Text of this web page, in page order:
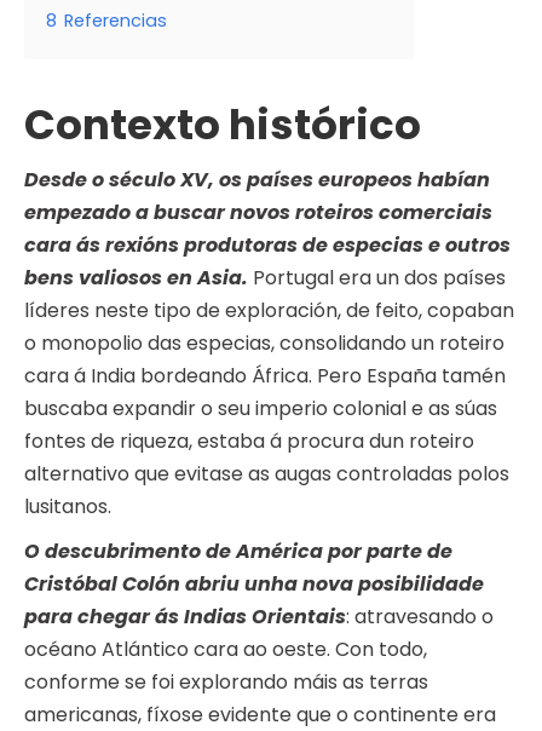
8 Referencias
Contexto histórico
Desde o século XV, os países europeos habían
empezado a buscar novos roteiros comerciais
cara ás rexións produtoras de especias e outros
bens valiosos en Asia. Portugal era un dos países
líderes neste tipo de exploración, de feito, copaban
o monopolio das especias, consolidando un roteiro
cara á India bordeando África. Pero España tamén
buscaba expandir o seu imperio colonial e as súas
fontes de riqueza, estaba á procura dun roteiro
alternativo que evitase as augas controladas polos
lusitanos.
O descubrimento de América por parte de
Cristóbal Colón abriu unha nova posibilidade
para chegar ás Indias Orientais: atravesando o
océano Atlántico cara ao oeste. Con todo,
conforme se foi explorando máis as terras
americanas, fíxose evidente que o continente era